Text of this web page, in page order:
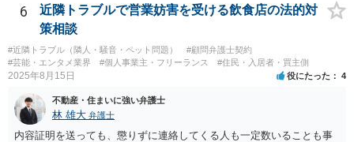
一方的に契約不履行のように伝えられ」とのことですが、「物理的に
できない」と真に言えるのかどうか、なぜ「物理的にできない開発」
を請け負うことになったのかが問題です。 もし、「物理的にできな
い」という意味が、単に「契約に記載された納期では間に合わない」
ということであれば、それは単純に履行遅滞を理由とする債務不履行
そのような開発は理論的に不可能（例えば、タイムマシンを作るとい
う契約等）であれば、契約自体が無効になる可能性があります。 いず
れの場合であっても、結局は、上記の「物理的にできない」部分を除
6
近隣トラブルで営業妨害を受ける飲食店の法的対
策相談
#近隣トラブル（隣人・騒音・ペット問題）
#顧問弁護士契約
#芸能・エンタメ業界
#個人事業主・フリーランス #住民・入居者・買主側
2025年8月15日 役にたった 4
不動産・住まいに強い弁護士
林 雄大 弁護士
内容証明を送っても、懲りずに連絡してくる人も一定数いることも事